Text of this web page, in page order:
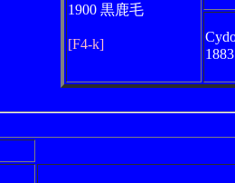
1900 黒鹿毛
[F4-k]